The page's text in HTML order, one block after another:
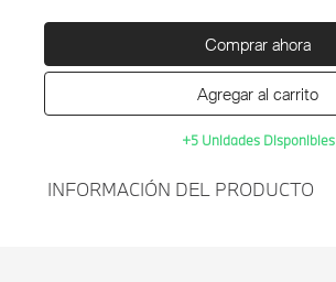
Comprar ahora
Agregar al carrito
+5 Unidades Disponibles
INFORMACIÓN DEL PRODUCTO